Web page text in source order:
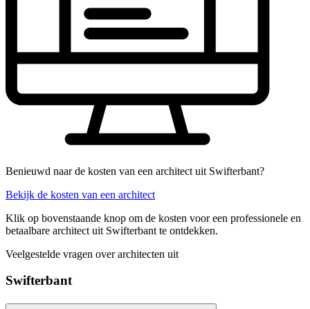
Benieuwd naar de kosten van een architect uit Swifterbant?
Bekijk de kosten van een architect
Klik op bovenstaande knop om de kosten voor een professionele en
betaalbare architect uit Swifterbant te ontdekken.
Veelgestelde vragen over architecten uit
Swifterbant